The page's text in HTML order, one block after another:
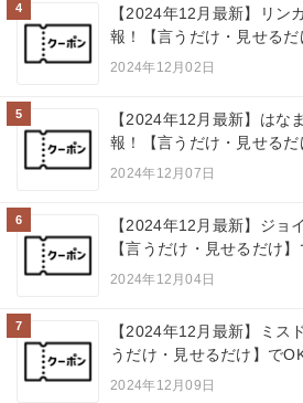
4
【2024年12月最新】リン
報！【言うだけ・見せるだ
2024年12月02日
5
【2024年12月最新】はな
報！【言うだけ・見せるだ
2024年12月07日
6
【2024年12月最新】ジョ
【言うだけ・見せるだけ】
2024年12月04日
7
【2024年12月最新】ミス
うだけ・見せるだけ】でOK
2024年12月09日